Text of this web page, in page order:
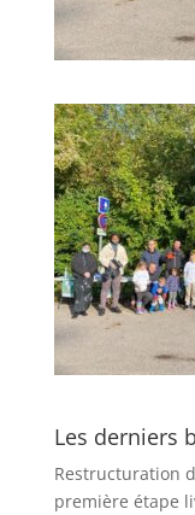
Les derniers
Restructuration
première étape